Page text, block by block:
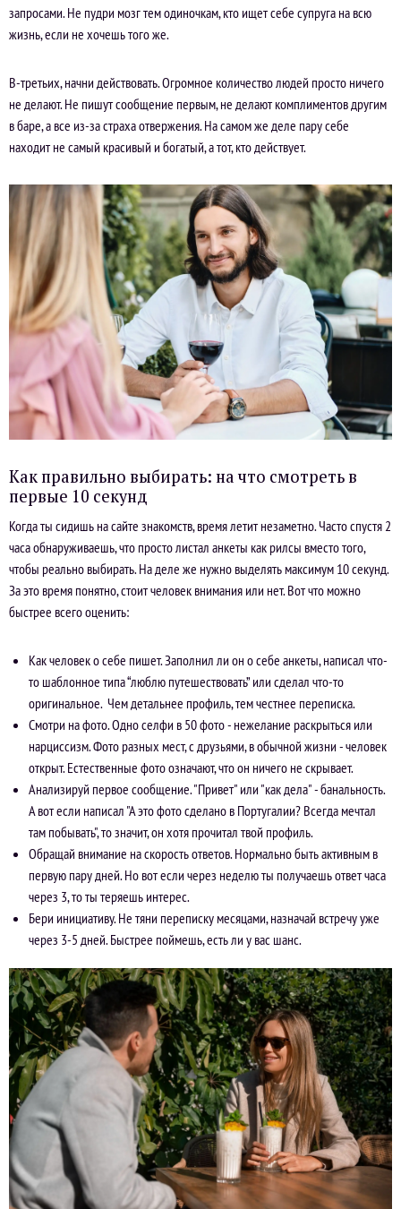
запросами. Не пудри мозг тем одиночкам, кто ищет себе супруга на всю
жизнь, если не хочешь того же.
В-третьих, начни действовать. Огромное количество людей просто ничего
не делают. Не пишут сообщение первым, не делают комплиментов другим
в баре, а все из-за страха отвержения. На самом же деле пару себе
находит не самый красивый и богатый, а тот, кто действует.
Как правильно выбирать: на что смотреть в
первые 10 секунд
Когда ты сидишь на сайте знакомств, время летит незаметно. Часто спустя 2
часа обнаруживаешь, что просто листал анкеты как рилсы вместо того,
чтобы реально выбирать. На деле же нужно выделять максимум 10 секунд.
За это время понятно, стоит человек внимания или нет. Вот что можно
быстрее всего оценить:
Как человек о себе пишет. Заполнил ли он о себе анкеты, написал что-
то шаблонное типа “люблю путешествовать” или сделал что-то
оригинальное. Чем детальнее профиль, тем честнее переписка.
Смотри на фото. Одно селфи в 50 фото - нежелание раскрыться или
нарциссизм. Фото разных мест, с друзьями, в обычной жизни - человек
открыт. Естественные фото означают, что он ничего не скрывает.
Анализируй первое сообщение. "Привет" или "как дела" - банальность.
А вот если написал "А это фото сделано в Португалии? Всегда мечтал
там побывать", то значит, он хотя прочитал твой профиль.
Обращай внимание на скорость ответов. Нормально быть активным в
первую пару дней. Но вот если через неделю ты получаешь ответ часа
через 3, то ты теряешь интерес.
Бери инициативу. Не тяни переписку месяцами, назначай встречу уже
через 3-5 дней. Быстрее поймешь, есть ли у вас шанс.